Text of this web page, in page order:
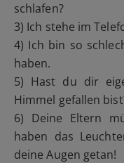
schlafen?
3) Ich stehe im
4) Ich bin so
haben.
5) Hast du dir
Himmel gefallen
6) Deine Eltern
haben das
deine Augen getan!